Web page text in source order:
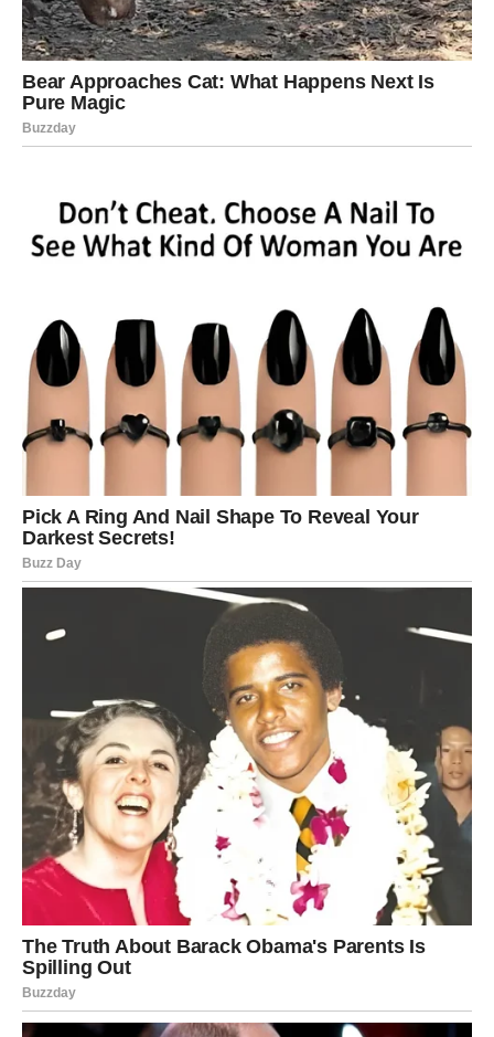
PREUZMITE BESPLATNO!
⋆ KNJIGA SA RECEPTIMA ⋆
najdraže.
Jednim klikom preuzmi knjigu s najboljim
receptima!